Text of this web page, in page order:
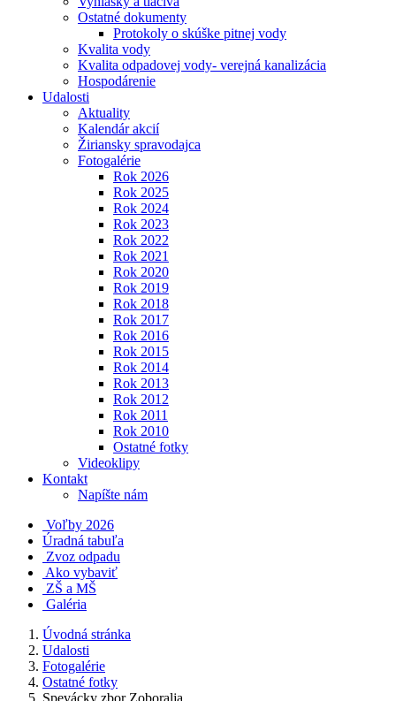
Ostatné dokumenty
Protokoly o skúške pitnej vody
Kvalita vody
Kvalita odpadovej vody- verejná kanalizácia
Hospodárenie
Udalosti
Aktuality
Kalendár akcií
Žiriansky spravodajca
Fotogalérie
Rok 2026
Rok 2025
Rok 2024
Rok 2023
Rok 2022
Rok 2021
Rok 2020
Rok 2019
Rok 2018
Rok 2017
Rok 2016
Rok 2015
Rok 2014
Rok 2013
Rok 2012
Rok 2011
Rok 2010
Ostatné fotky
Videoklipy
Kontakt
Napíšte nám
Voľby 2026
Úradná tabuľa
Zvoz odpadu
Ako vybaviť
ZŠ a MŠ
Galéria
Úvodná stránka
Udalosti
Fotogalérie
Ostatné fotky
Spevácky zbor Zoboralja